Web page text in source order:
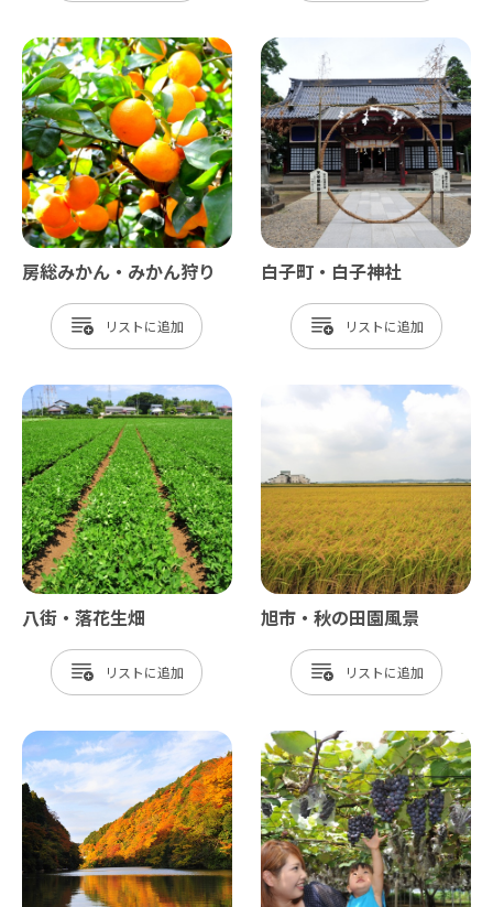
房総みかん・みかん狩り
リスト
白子町・白子神社
リスト
八街・落花生畑
リスト
旭市・秋の田園風景
リスト